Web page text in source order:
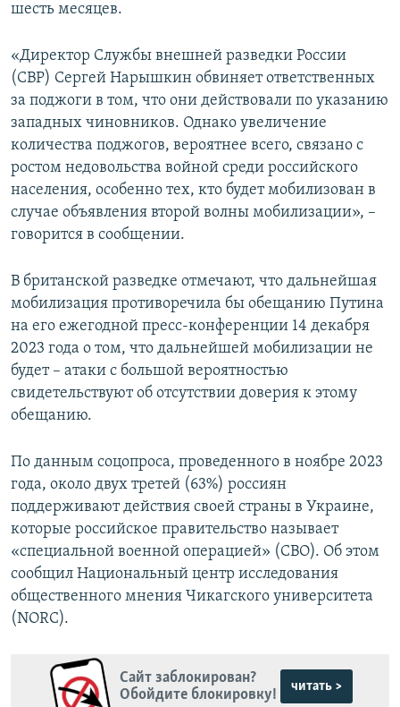
шесть месяцев.
«Директор Службы внешней разведки России
(СВР) Сергей Нарышкин обвиняет ответственных
за поджоги в том, что они действовали по указанию
западных чиновников. Однако увеличение
количества поджогов, вероятнее всего, связано с
ростом недовольства войной среди российского
населения, особенно тех, кто будет мобилизован в
случае объявления второй волны мобилизации», –
говорится в сообщении.
В британской разведке отмечают, что дальнейшая
мобилизация противоречила бы обещанию Путина
на его ежегодной пресс-конференции 14 декабря
2023 года о том, что дальнейшей мобилизации не
будет – атаки с большой вероятностью
свидетельствуют об отсутствии доверия к этому
обещанию.
По данным соцопроса, проведенного в ноябре 2023
года, около двух третей (63%) россиян
поддерживают действия своей страны в Украине,
которые российское правительство называет
«специальной военной операцией» (СВО). Об этом
сообщил Национальный центр исследования
общественного мнения Чикагского университета
(NORC).
Сайт заблокирован?
Обойдите блокировку!
читать >